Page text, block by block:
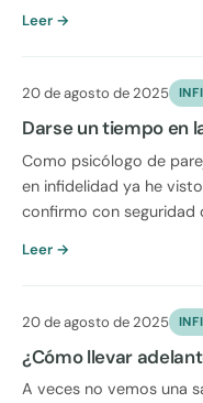
Leer →
20 de agosto de 2025
Darse un tiempo en
Como psicólogo de
en infidelidad ya he
confirmo con seguridad
Leer →
20 de agosto de 2025
¿Cómo llevar
A veces no vemos una